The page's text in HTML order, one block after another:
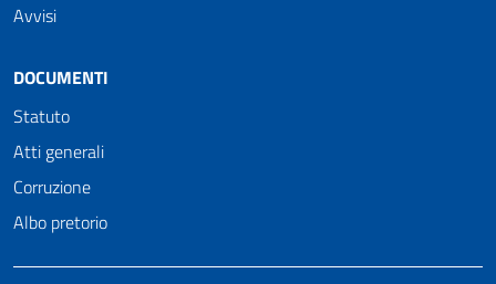
Avvisi
DOCUMENTI
Statuto
Atti generali
Corruzione
Albo pretorio